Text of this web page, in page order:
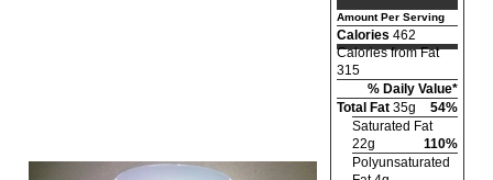
Amount Per Serving
Calories 462
Calories from Fat
315
% Daily Value*
Total Fat 35g
54%
Saturated Fat
22g
110%
Polyunsaturated